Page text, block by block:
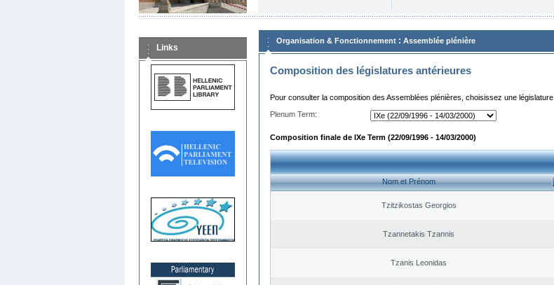
Links
Organisation & Fonctionnement : Assemblée plénière
Composition des législatures antérieures
Pour consulter la composition des Assemblées plénières, choisissez une législature
Plenum Term:
Composition finale de IXe Term (22/09/1996 - 14/03/2000)
Nom et Prénom
Tzitzikostas Georgios
Tzannetakis Tzannis
Tzanis Leonidas